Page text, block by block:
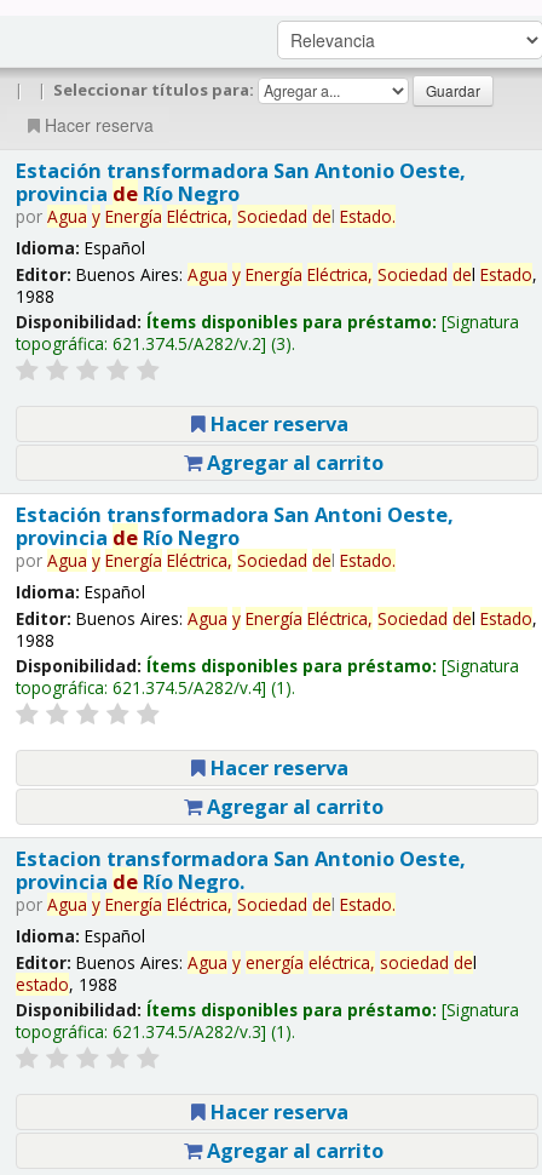
| | Seleccionar títulos para:
Hacer reserva
Estación transformadora San Antonio Oeste,
provincia deRío Negro
por Agua y Energía Eléctrica, Sociedad del Estado.
Idioma: Español
Editor: Buenos Aires: Agua y Energía Eléctrica, Sociedad del Estado,
1988
Disponibilidad: Ítems disponibles para préstamo: Signatura
topográfica: 621.374.5/A282/v.2 (3).
Hacer reserva
Agregar al carrito
Estación transformadora San Antoni Oeste,
provincia deRío Negro
por Agua y Energía Eléctrica, Sociedad del Estado.
Idioma: Español
Editor: Buenos Aires: Agua y Energía Eléctrica, Sociedad del Estado,
1988
Disponibilidad: Ítems disponibles para préstamo: Signatura
topográfica: 621.374.5/A282/v.4 (1).
Hacer reserva
Agregar al carrito
Estacion transformadora San Antonio Oeste,
provincia deRío Negro.
por Agua y Energía Eléctrica, Sociedad del Estado.
Idioma: Español
Editor: Buenos Aires: Agua y energía eléctrica, sociedad del
estado, 1988
Disponibilidad: Ítems disponibles para préstamo: Signatura
topográfica: 621.374.5/A282/v.3 (1).
Hacer reserva
Agregar al carrito